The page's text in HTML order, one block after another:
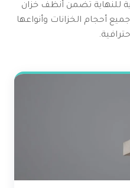
للنهاية تضمن أنظف خزان
أحجام الخزانات وأنواعها